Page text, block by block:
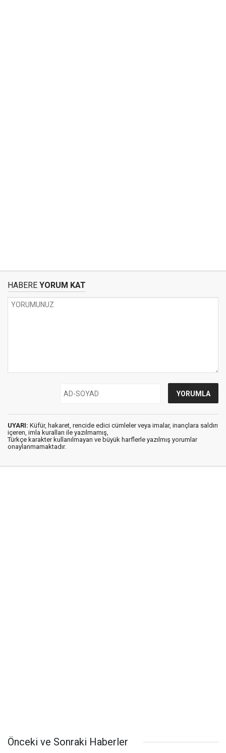
HABERE YORUM KAT
UYARI: Küfür, hakaret, rencide edici cümleler veya imalar, inançlara saldırı
içeren, imla kuralları ile yazılmamış,
Türkçe karakter kullanılmayan ve büyük harflerle yazılmış yorumlar
onaylanmamaktadır.
Önceki ve Sonraki Haberler